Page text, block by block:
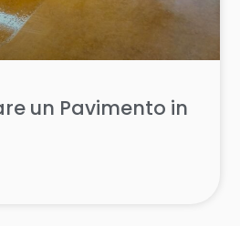
un Pavimento in